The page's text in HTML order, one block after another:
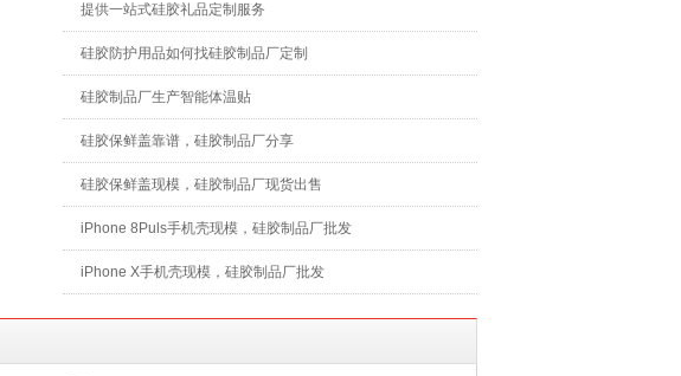
提供一站式硅胶礼品定制服务
硅胶防护用品如何找硅胶制品厂定制
硅胶制品厂生产智能体温贴
硅胶保鲜盖靠谱，硅胶制品厂分享
硅胶保鲜盖现模，硅胶制品厂现货出售
iPhone 8Puls手机壳现模，硅胶制品厂批发
iPhone X手机壳现模，硅胶制品厂批发